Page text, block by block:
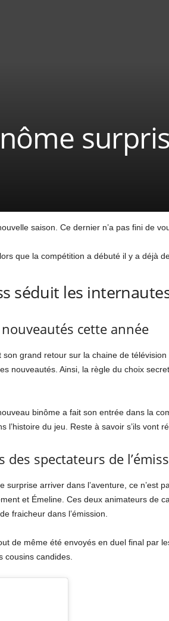
saison. Ce dernier n’a pas fini de
que la compétition a débuté il y a déjà
séduit les
cette année
grand retour sur la chaine de
nouveautés. Ainsi, la règle du choix
binôme a fait son entrée dans la
l’histoire du jeu. Reste à savoir s’ils vont
spectateurs de
arriver dans l’aventure, ce n’est
et Émeline. Ces deux animateurs de
fraicheur dans l’émission.
de même été envoyés en duel final par
cousins candides.